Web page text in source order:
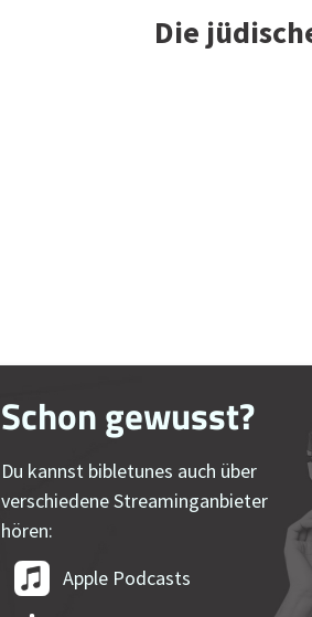
Die
Schon gewusst?
Du kannst bibletunes auch über
verschiedene Streaminganbieter
hören:
Apple Podcasts